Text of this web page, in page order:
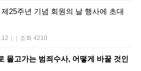
25주년 기념 회원의 날 행사에 초대
| | 조회 4210
몰고가는 범죄수사, 어떻게 바꿀 것인